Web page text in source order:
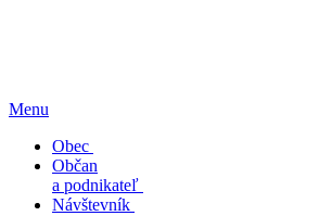
Menu
Obec
Občan
a podnikateľ
Návštevník